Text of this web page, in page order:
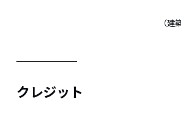
（建
クレジット